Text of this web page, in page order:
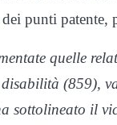
punti patente,
quelle
disabilità (859),
sottolineato il